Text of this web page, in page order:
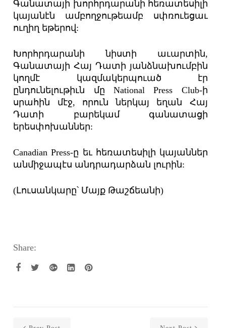
Գանատայի խորհրդարանի հեռատեսիլի
կայանէն ամբողջութեամբ սփռուեցաւ
ուղիղ եթերով:
Խորհրդարանի նիստի աւարտին,
Գանատայի Հայ Դատի յանձնախումբին
կողմէ կազմակերպուած էր
ընդունելութիւն մը National Press Club-ի
սրահին մէջ, որուն ներկայ եղան Հայ
Դատի բարեկամ գանատացի
երեսփոխաններ:
Canadian Press-ը եւ հեռատեսիլի կայաններ
անմիջապէս անդրադարձան լուրին:
(Լուսանկարը՝ Մայք Թաշճեանի)
Share: